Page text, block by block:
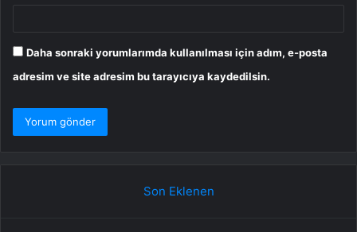
Daha sonraki yorumlarımda kullanılması için adım, e-posta
adresim ve site adresim bu tarayıcıya kaydedilsin.
Son Eklenen